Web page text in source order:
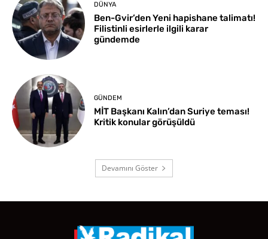
DÜNYA
Ben-Gvir’den Yeni hapishane talimatı!
Filistinli esirlerle ilgili karar
gündemde
GÜNDEM
MİT Başkanı Kalın’dan Suriye teması!
Kritik konular görüşüldü
Devamını Göster